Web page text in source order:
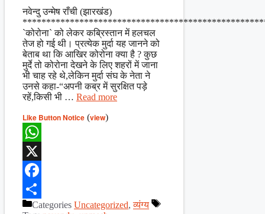
Share
नवेन्दु उन्मेष राँची (झारखंड)
`कोरोना` को लेकर कब्रिस्तान में हलचल
तेज हो गई थी। प्रत्येक मुर्दा यह जानने को
बेताब था कि आखिर कोरोना क्या है ? कुछ
मुर्दे तो कोरोना देखने के लिए शहरों में जाना
भी चाह रहे थे,लेकिन मुर्दा संघ के नेता ने
उनसे कहा-“अपनी कब्र में सुरक्षित पड़े
रहें,किसी भी … Read more
Like Button Notice (view)
WhatsApp
X
Facebook
ShareCategories Uncategorized,व्यंग्य